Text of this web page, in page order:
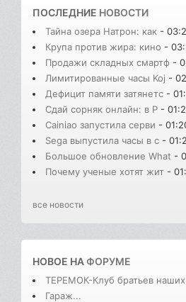
ПОСЛЕДНИЕ НОВОСТИ
Тайна озера Натрон: как -
Крупа против жира: кино -
Продажи складных смартф -
Лимитированные часы Koj -
Дефицит памяти затянетс -
Сдай сорняк онлайн: в Р -
Cainiao запустила серви -
Sega выпустила часы в с -
Большое обновление What -
Почему ученые хотят жит -
все новости
НОВОЕ НАФОРУМЕ
ТЕРЕМОК-Клуб братьев
Гараж...